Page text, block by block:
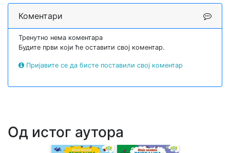
Коментари
Тренутно нема коментара
Будите први који ће оставити свој коментар.
Пријавите се да бисте поставили свој коментар
Од истог аутора